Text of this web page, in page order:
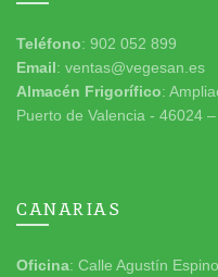
Teléfono: 902 052 899
Email: ventas@vegesan.es
Almacén Frigorífico:
Puerto de Valencia - 46024
CANARIAS
Oficina: Calle Agustín